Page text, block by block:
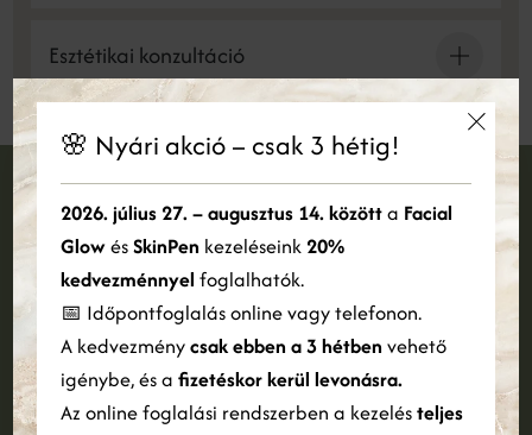
Esztétikai konzultáció
Foglalj időpontot
Jelentkezz konzultációra és foglald le időpontodat
IDŐPONTFOGLALÁS
🌸 Nyári akció – csak 3 hétig!
2026. július 27. – augusztus 14. közötta Facial
GlowésSkinPen kezeléseink 20%
kedvezménnyel foglalhatók.
📅 Időpontfoglalás online vagy telefonon.
A kedvezménycsak ebben a 3 hétben vehető
igénybe, és a fizetéskor kerül levonásra.
Az online foglalási rendszerben a kezelésteljes
Ez a weboldal sütiket használ
Cookie-kat használunk a tartalom, a hirdetések személyre
szabására és a forgalom elemzésére. Webhelyünk Ön általi
használatára vonatkozó információkat megosztjuk hirdetési és
elemző partnereinkkel is, akik egyesíthetik azokat más
információkkal, amelyeket Ön biztosított számukra, vagy
amelyeket a szolgáltatásaik Ön általi használatából gyűjtöttek
össze.
Bővebben